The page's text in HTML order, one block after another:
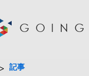
GOING
> 記事